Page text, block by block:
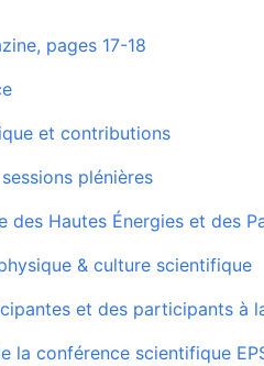
pages 17-18
et contributions
plénières
des Hautes Énergies et des
& culture scientifique
et des participants à
la conférence scientifique